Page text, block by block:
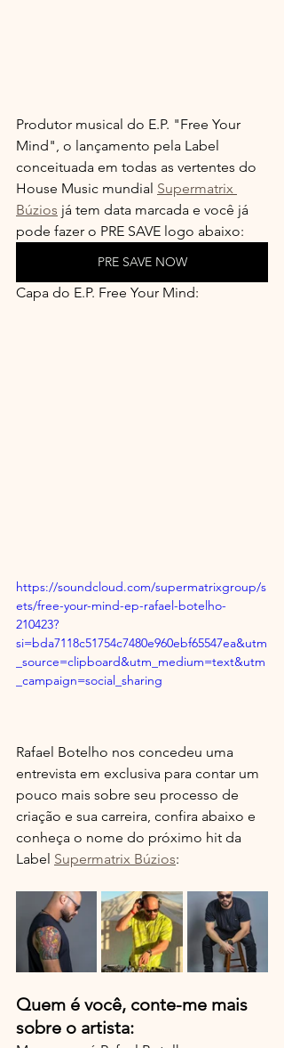
Produtor musical do E.P. "Free Your
Mind", o lançamento pela Label
conceituada em todas as vertentes do
House Music mundial Supermatrix
Búzios já tem data marcada e você já
pode fazer o PRE SAVE logo abaixo:
PRE SAVE NOW
Capa do E.P. Free Your Mind:
https://soundcloud.com/supermatrixgroup/s
ets/free-your-mind-ep-rafael-botelho-
210423?
si=bda7118c51754c7480e960ebf65547ea&utm
_source=clipboard&utm_medium=text&utm
_campaign=social_sharing
Rafael Botelho nos concedeu uma
entrevista em exclusiva para contar um
pouco mais sobre seu processo de
criação e sua carreira, confira abaixo e
conheça o nome do próximo hit da
Label Supermatrix Búzios:
Quem é você, conte-me mais
sobre o artista: